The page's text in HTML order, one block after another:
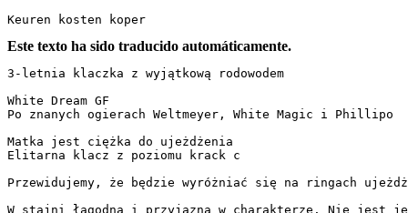
Keuren kosten koper
Este texto ha sido traducido automáticamente.
3-letnia klaczka z wyjątkową rodowodem
White Dream GF
Po znanych ogierach Weltmeyer, White Magic i Phillipo
Matka jest ciężka do ujeżdżenia
Elitarna klacz z poziomu krack c
Przewidujemy, że będzie wyróżniać się na ringach
W stajni łagodna i przyjazna w charakterze. Nie jest